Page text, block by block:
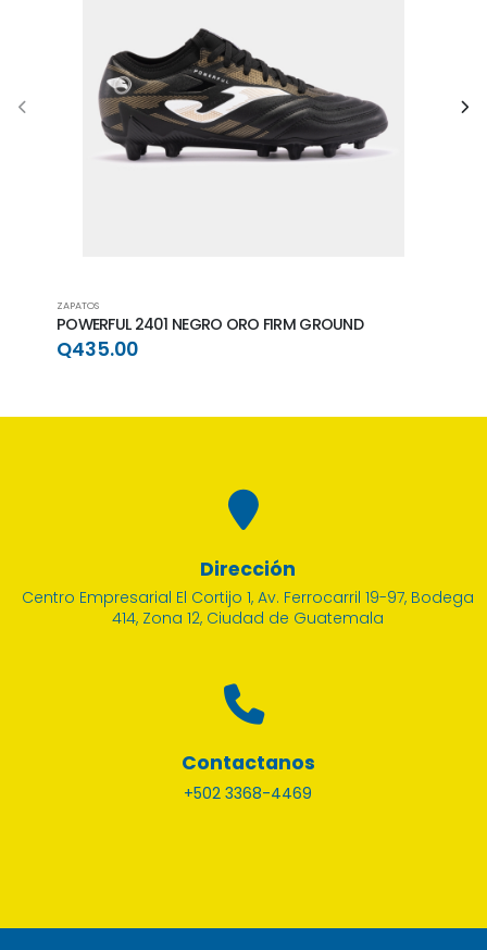
ZAPATOS
POWERFUL 2401 NEGRO ORO FIRM GROUND
Q435.00
Dirección
Centro Empresarial El Cortijo 1, Av. Ferrocarril 19-97, Bodega
414, Zona 12, Ciudad de Guatemala
Contactanos
+502 3368-4469